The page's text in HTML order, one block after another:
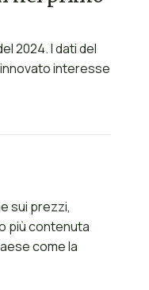
2024. I dati del
interesse
sui prezzi,
più contenuta
come la